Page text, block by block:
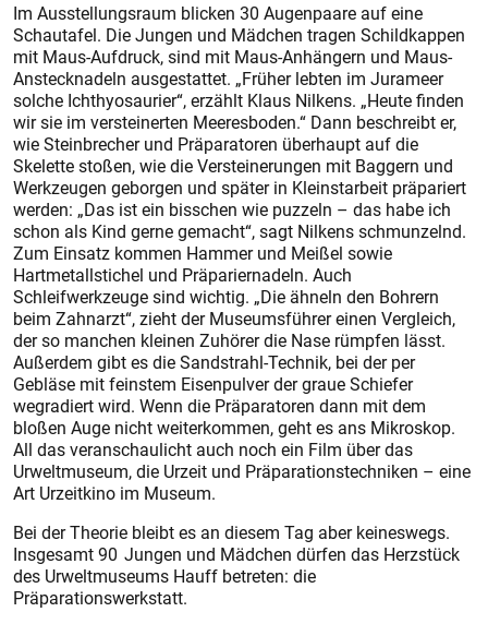
Im Ausstellungsraum blicken 30 Augenpaare auf eine
Schautafel. Die Jungen und Mädchen tragen Schildkappen
mit Maus-Aufdruck, sind mit Maus-Anhängern und Maus-
Anstecknadeln ausgestattet. „Früher lebten im Jurameer
solche Ichthyosaurier“, erzählt Klaus Nilkens. „Heute finden
wir sie im versteinerten Meeresboden.“ Dann beschreibt er,
wie Steinbrecher und Präparatoren überhaupt auf die
Skelette stoßen, wie die Versteinerungen mit Baggern und
Werkzeugen geborgen und später in Kleinstarbeit präpariert
werden: „Das ist ein bisschen wie puzzeln – das habe ich
schon als Kind gerne gemacht“, sagt Nilkens schmunzelnd.
Zum Einsatz kommen Hammer und Meißel sowie
Hartmetallstichel und Präpariernadeln. Auch
Schleifwerkzeuge sind wichtig. „Die ähneln den Bohrern
beim Zahnarzt“, zieht der Museumsführer einen Vergleich,
der so manchen kleinen Zuhörer die Nase rümpfen lässt.
Außerdem gibt es die Sandstrahl-Technik, bei der per
Gebläse mit feinstem Eisenpulver der graue Schiefer
wegradiert wird. Wenn die Präparatoren dann mit dem
bloßen Auge nicht weiterkommen, geht es ans Mikroskop.
All das veranschaulicht auch noch ein Film über das
Urweltmuseum, die Urzeit und Präparationstechniken – eine
Art Urzeitkino im Museum.
Bei der Theorie bleibt es an diesem Tag aber keineswegs.
Insgesamt 90 Jungen und Mädchen dürfen das Herzstück
des Urweltmuseums Hauff betreten: die
Präparationswerkstatt.